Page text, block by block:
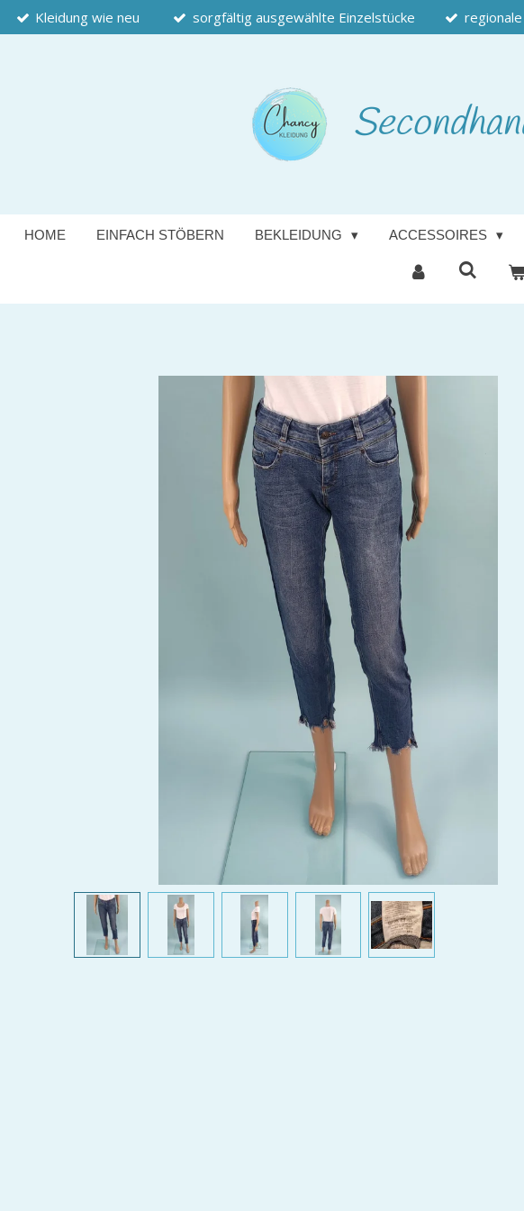
Zum
Hauptinhalt
Kleidung wie neu sorgfältig ausgewählte Einzelstücke
HOME EINFACH STÖBERN BEKLEIDUNG ACCESSOIRES